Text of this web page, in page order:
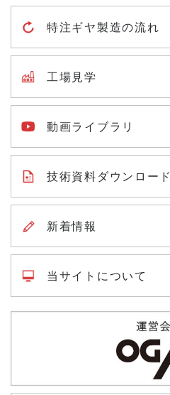
特注ギヤ製造の流れ
工場見学
動画ライブラリ
技術資料ダウンロード
新着情報
当サイトについて